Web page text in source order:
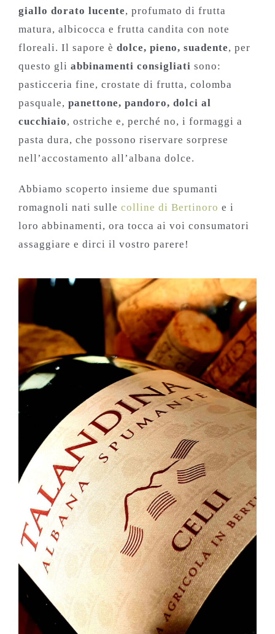
giallo dorato lucente, profumato di frutta
matura, albicocca e frutta candita con note
floreali. Il sapore è dolce, pieno, suadente, per
questo gli abbinamenti consigliati sono:
pasticceria fine, crostate di frutta, colomba
pasquale, panettone, pandoro, dolci al
cucchiaio, ostriche e, perché no, i formaggi a
pasta dura, che possono riservare sorprese
nell’accostamento all’albana dolce.
Abbiamo scoperto insieme due spumanti
romagnoli nati sulle colline di Bertinoro e i
loro abbinamenti, ora tocca ai voi consumatori
assaggiare e dirci il vostro parere!